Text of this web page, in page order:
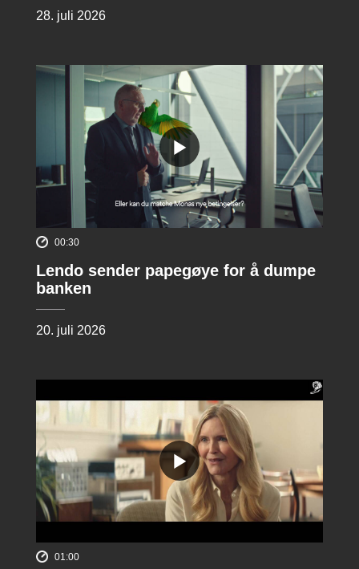
28. juli 2026
00:30
Lendo sender papegøye for å dumpe
banken
20. juli 2026
01:00